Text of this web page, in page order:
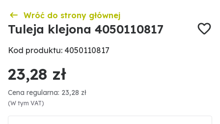
Wróć do strony głównej
Tuleja klejona 4050110817
Kod produktu: 4050110817
23,28 zł
Cena regularna: 23,28 zł
(W tym VAT)